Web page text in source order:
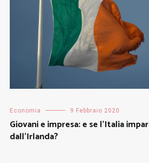
Economia 9 Febbraio 2020
Giovani e impresa: e se l’Italia
dall’Irlanda?